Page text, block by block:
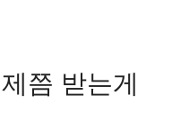
쯤 받는게